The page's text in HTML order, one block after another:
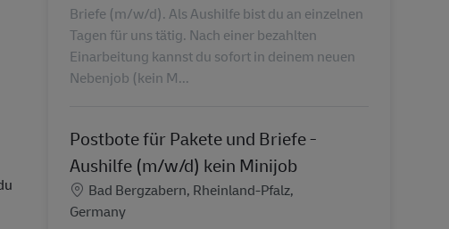
Briefe (m/w/d). Als Aushilfe bist du an einzelnen
Tagen für uns tätig. Nach einer bezahlten
Einarbeitung kannst du sofort in deinem neuen
Nebenjob (kein M...
Postbote für Pakete und Briefe -
Aushilfe (m/w/d) kein Minijob
Ubicación
Bad Bergzabern, Rheinland-Pfalz,
Germany